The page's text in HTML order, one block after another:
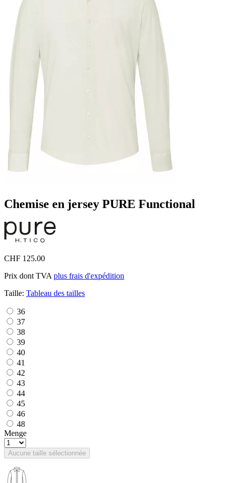
Chemise en jersey PURE Functional
CHF 125.00
Prix dont TVA plus frais d'expédition
Taille: Tableau des tailles
36
37
38
39
40
41
42
43
44
45
46
48
Menge
Aucune taille sélectionnée